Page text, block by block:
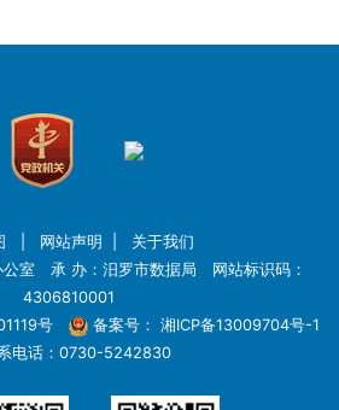
网站声明
关于我们
公室 承 办：汨罗市数据局 网站标识码：
4306810001
号
备案号： 湘ICP备13009704号-1
电话：0730-5242830